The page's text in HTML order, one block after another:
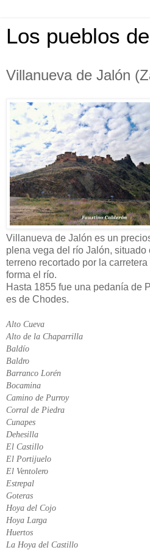
Los pueblos
Villanueva de Jalón
Villanueva de Jalón es un
plena vega del río Jalón, situado
terreno recortado por la
forma el río.
Hasta 1855 fue una pedanía de
es de Chodes.
Alto Cueva
Alto de la Chaparrilla
Baldío
Baldro
Barranco Lorén
Bocamina
Camino de Purroy
Corral de Piedra
Cunapes
Dehesilla
El Castillo
El Portijuelo
El Ventolero
Estrepal
Goteras
Hoya del Cojo
Hoya Larga
Huertos
La Hoya del Castillo